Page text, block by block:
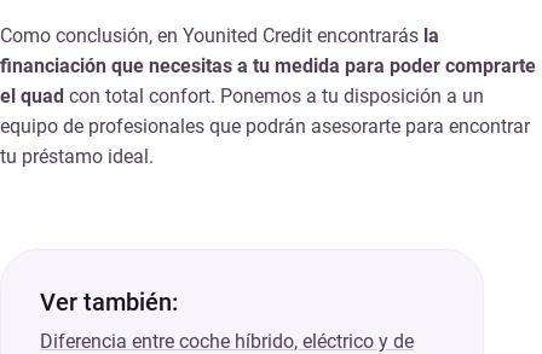
Como conclusión, en Younited Credit encontrarás la
financiación que necesitas a tu medida para poder comprarte
el quad con total confort. Ponemos a tu disposición a un
equipo de profesionales que podrán asesorarte para encontrar
tu préstamo ideal.
Ver también:
Diferencia entre coche híbrido, eléctrico y de